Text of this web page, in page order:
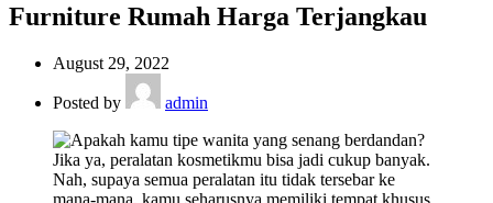
Furniture Rumah Harga Terjangkau
August 29, 2022
Posted by admin